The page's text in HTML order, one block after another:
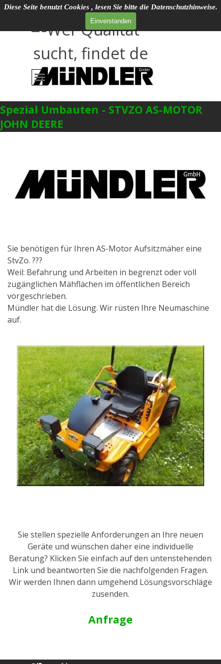
Diese Seite benutzt Cookies , lesen Sie bitte die Datenschutzhinweise.
Einverstanden
Direkt zum Seiteninhalt
Wer Qualitat
sucht, findet de
Social Media
Menü überspringen
Spezial Umbauten - STVZO AS-MOTOR
JOHN DEERE
Sie benötigen für Ihren AS-Motor Aufsitzmäher eine
StvZo. ???
Weil: Befahrung und Arbeiten in begrenzt oder voll
zugänglichen Mähflächen im öffentlichen Bereich
vorgeschrieben.
Mündler hat die Lösung. Wir rüsten Ihre Neumaschine
auf.
Sie stellen spezielle Anforderungen an Ihre neuen
Geräte und wünschen daher eine individuelle
Beratung? Klicken Sie einfach auf den untenstehenden
Link und beantworten Sie die nachfolgenden Fragen.
Wir werden Ihnen dann umgehend Lösungsvorschläge
zusenden.
Anfrage